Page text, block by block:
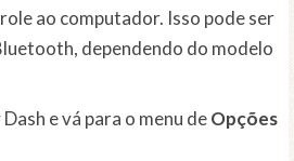
ao computador. Isso pode ser
dependendo do modelo
e vá para o menu deOpções